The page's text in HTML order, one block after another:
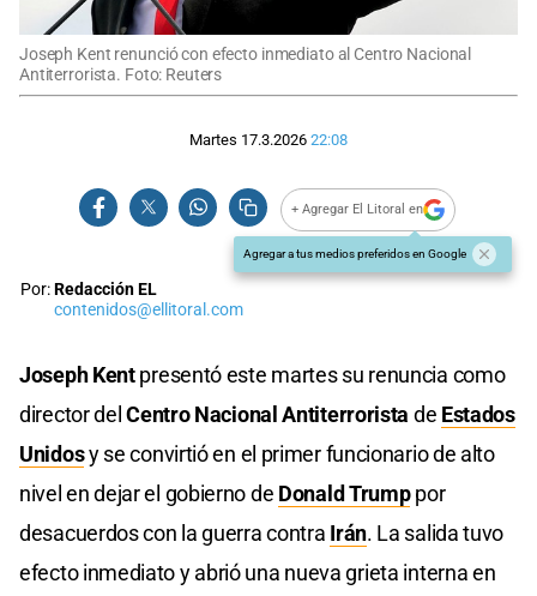
Joseph Kent renunció con efecto inmediato al Centro Nacional
Antiterrorista. Foto: Reuters
Martes 17.3.2026 22:08
+ Agregar El Litoral en
Agregar a tus medios preferidos en Google
Por:Redacción EL
contenidos@ellitoral.com
Joseph Kentpresentó este martes su renuncia como
director delCentro Nacional Antiterrorista de Estados
Unidosy se convirtió en el primer funcionario de alto
nivel en dejar el gobierno de Donald Trumppor
desacuerdos con la guerra contra Irán. La salida tuvo
efecto inmediato y abrió una nueva grieta interna en